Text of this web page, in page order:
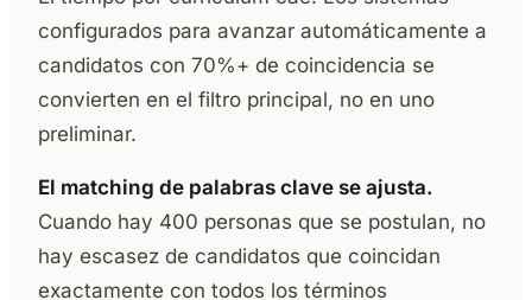
configurados para avanzar automáticamente a
candidatos con 70%+ de coincidencia se
convierten en el filtro principal, no en uno
preliminar.
El matching de palabras clave se ajusta.
Cuando hay 400 personas que se postulan, no
hay escasez de candidatos que coincidan
exactamente con todos los términos